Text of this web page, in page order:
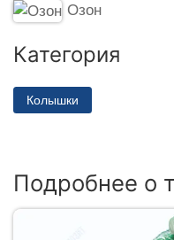
Озон
Категория
Колышки
Подробнее о